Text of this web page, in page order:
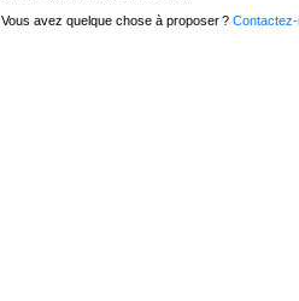
Vous avez quelque chose à proposer ?